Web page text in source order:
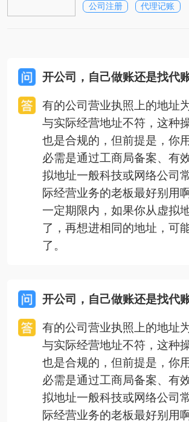
公司注册 代理记账
开公司，自己做账还是找代
有的公司营业执照上的地址
与实际经营地址不符，这种
也是合规的，但前提是，你
必需是通过工商局备案、有
拟地址一般科技或网络公司
际经营业务的老板最好别用
一定期限内，如果你从虚拟
了，再想进相同的地址，可
了。
开公司，自己做账还是找代
有的公司营业执照上的地址
与实际经营地址不符，这种
也是合规的，但前提是，你
必需是通过工商局备案、有
拟地址一般科技或网络公司
际经营业务的老板最好别用